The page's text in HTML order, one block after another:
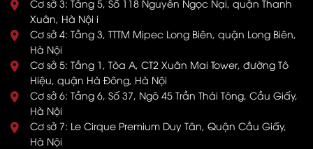
Cơ sở 3: Tầng 5, Số 118 Nguyễn Ngọc Nại, quận Thanh
Xuân, Hà Nội i
Cơ sở 4: Tầng 3, TTTM Mipec Long Biên, quận Long Biên,
Hà Nội
Cơ sở 5: Tầng 1, Tòa A, CT2 Xuân Mai Tower, đường Tô
Hiệu, quận Hà Đông, Hà Nội
Cơ sở 6: Tầng 6, Số 37, Ngõ 45 Trần Thái Tông, Cầu Giấy,
Hà Nội
Cơ sở 7: Le Cirque Premium Duy Tân, Quận Cầu Giấy,
Hà Nội